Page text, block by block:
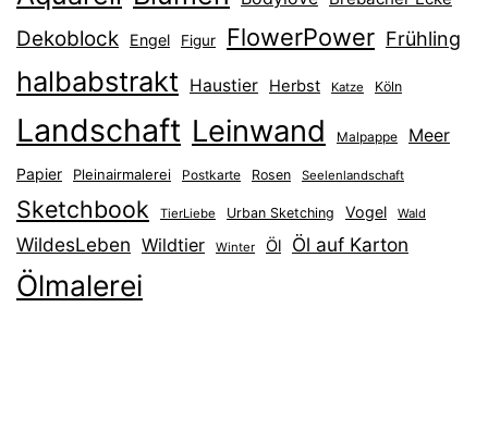
Dekoblock Engel Figur FlowerPower Frühling
halbabstrakt Haustier Herbst Katze Köln
Landschaft Leinwand Malpappe Meer
Papier Pleinairmalerei Postkarte Rosen Seelenlandschaft
Sketchbook TierLiebe Urban Sketching Vogel Wald
WildesLeben Wildtier Winter Öl Öl auf Karton
Ölmalerei